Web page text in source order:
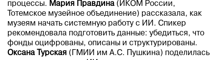
процессы. Мария Правдина (ИКОМ России,
Тотемское музейное объединение) рассказала, как
музеям начать системную работу с ИИ. Спикер
рекомендовала подготовить данные: убедиться, что
фонды оцифрованы, описаны и структурированы.
Оксана Турская (ГМИИ им А.С. Пушкина) поделилась